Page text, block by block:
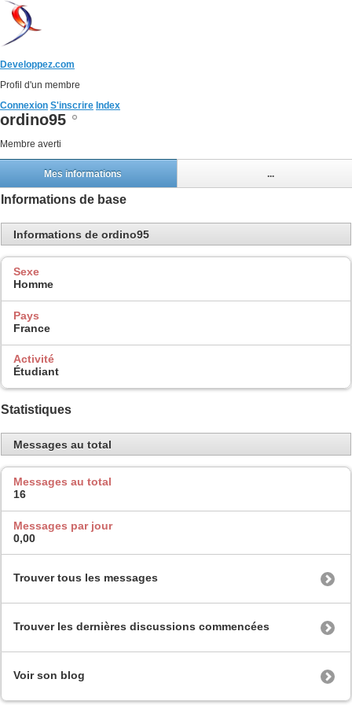
Developpez.com
Profil d'un membre
Connexion S'inscrire Index
ordino95
Membre averti
Mes informations ...
Informations de base
Informations de ordino95
Sexe
Homme
Pays
France
Activité
Étudiant
Statistiques
Messages au total
Messages au total
16
Messages par jour
0,00
Trouver tous les messages
Trouver les dernières discussions commencées
Voir son blog